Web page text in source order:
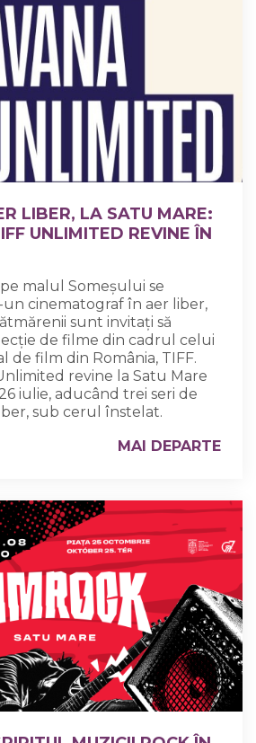
LIBER, LA SATU MARE:
UNLIMITED REVINE ÎN
malul Someșului se
cinematograf în aer liber,
sunt invitați să
de filme din cadrul celui
de film din România, TIFF.
revine la Satu Mare
iulie, aducând trei seri de
sub cerul înstelat.
MAI DEPARTE